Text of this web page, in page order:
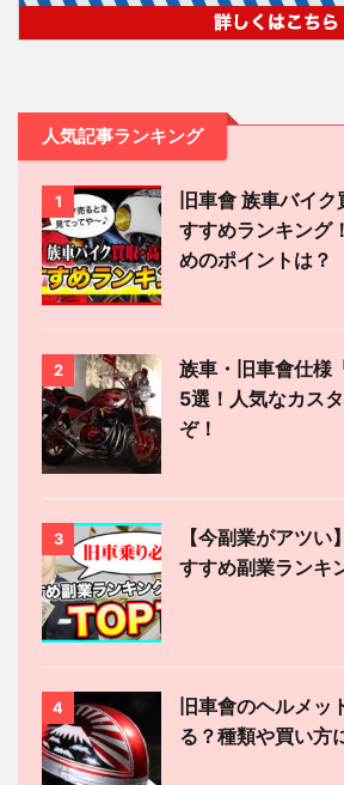
人気記事ランキング
1
旧車會 族車バイ
すすめランキング
めのポイントは？
2
族車・旧車會仕様
5選！人気なカス
ぞ！
3
【今副業がアツ
すすめ副業ランキ
4
旧車會のヘルメッ
る？種類や買い方